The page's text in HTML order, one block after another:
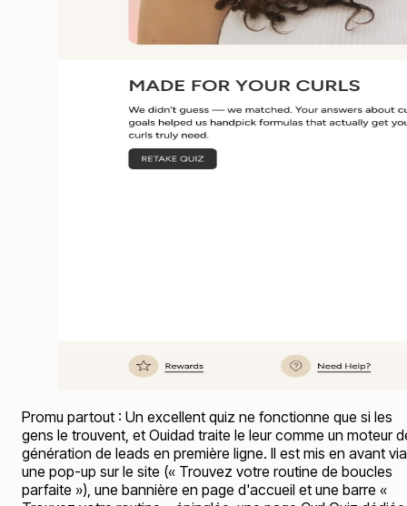
Promu partout : Un excellent quiz ne fonctionne que si les
gens le trouvent, et Ouidad traite le leur comme un moteur
génération de leads en première ligne. Il est mis en avant via
une pop-up sur le site (« Trouvez votre routine de boucles
parfaite »), une bannière en page d'accueil et une barre «